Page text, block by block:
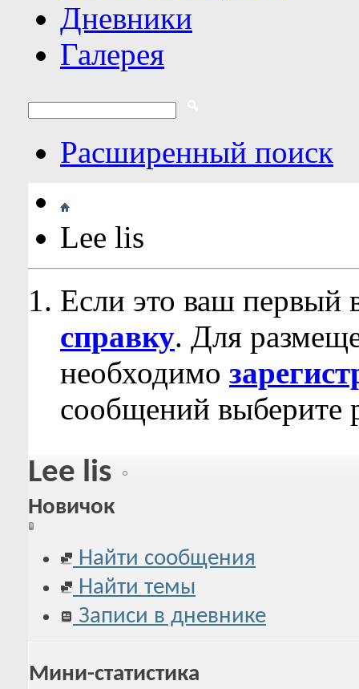
Дневники
Галерея
Расширенный поиск
Lee lis
Если это ваш первый
справку. Для
необходимо
сообщений выберите
Lee lis
Новичок
Найти сообщения
Найти темы
Записи в дневнике
Мини-статистика